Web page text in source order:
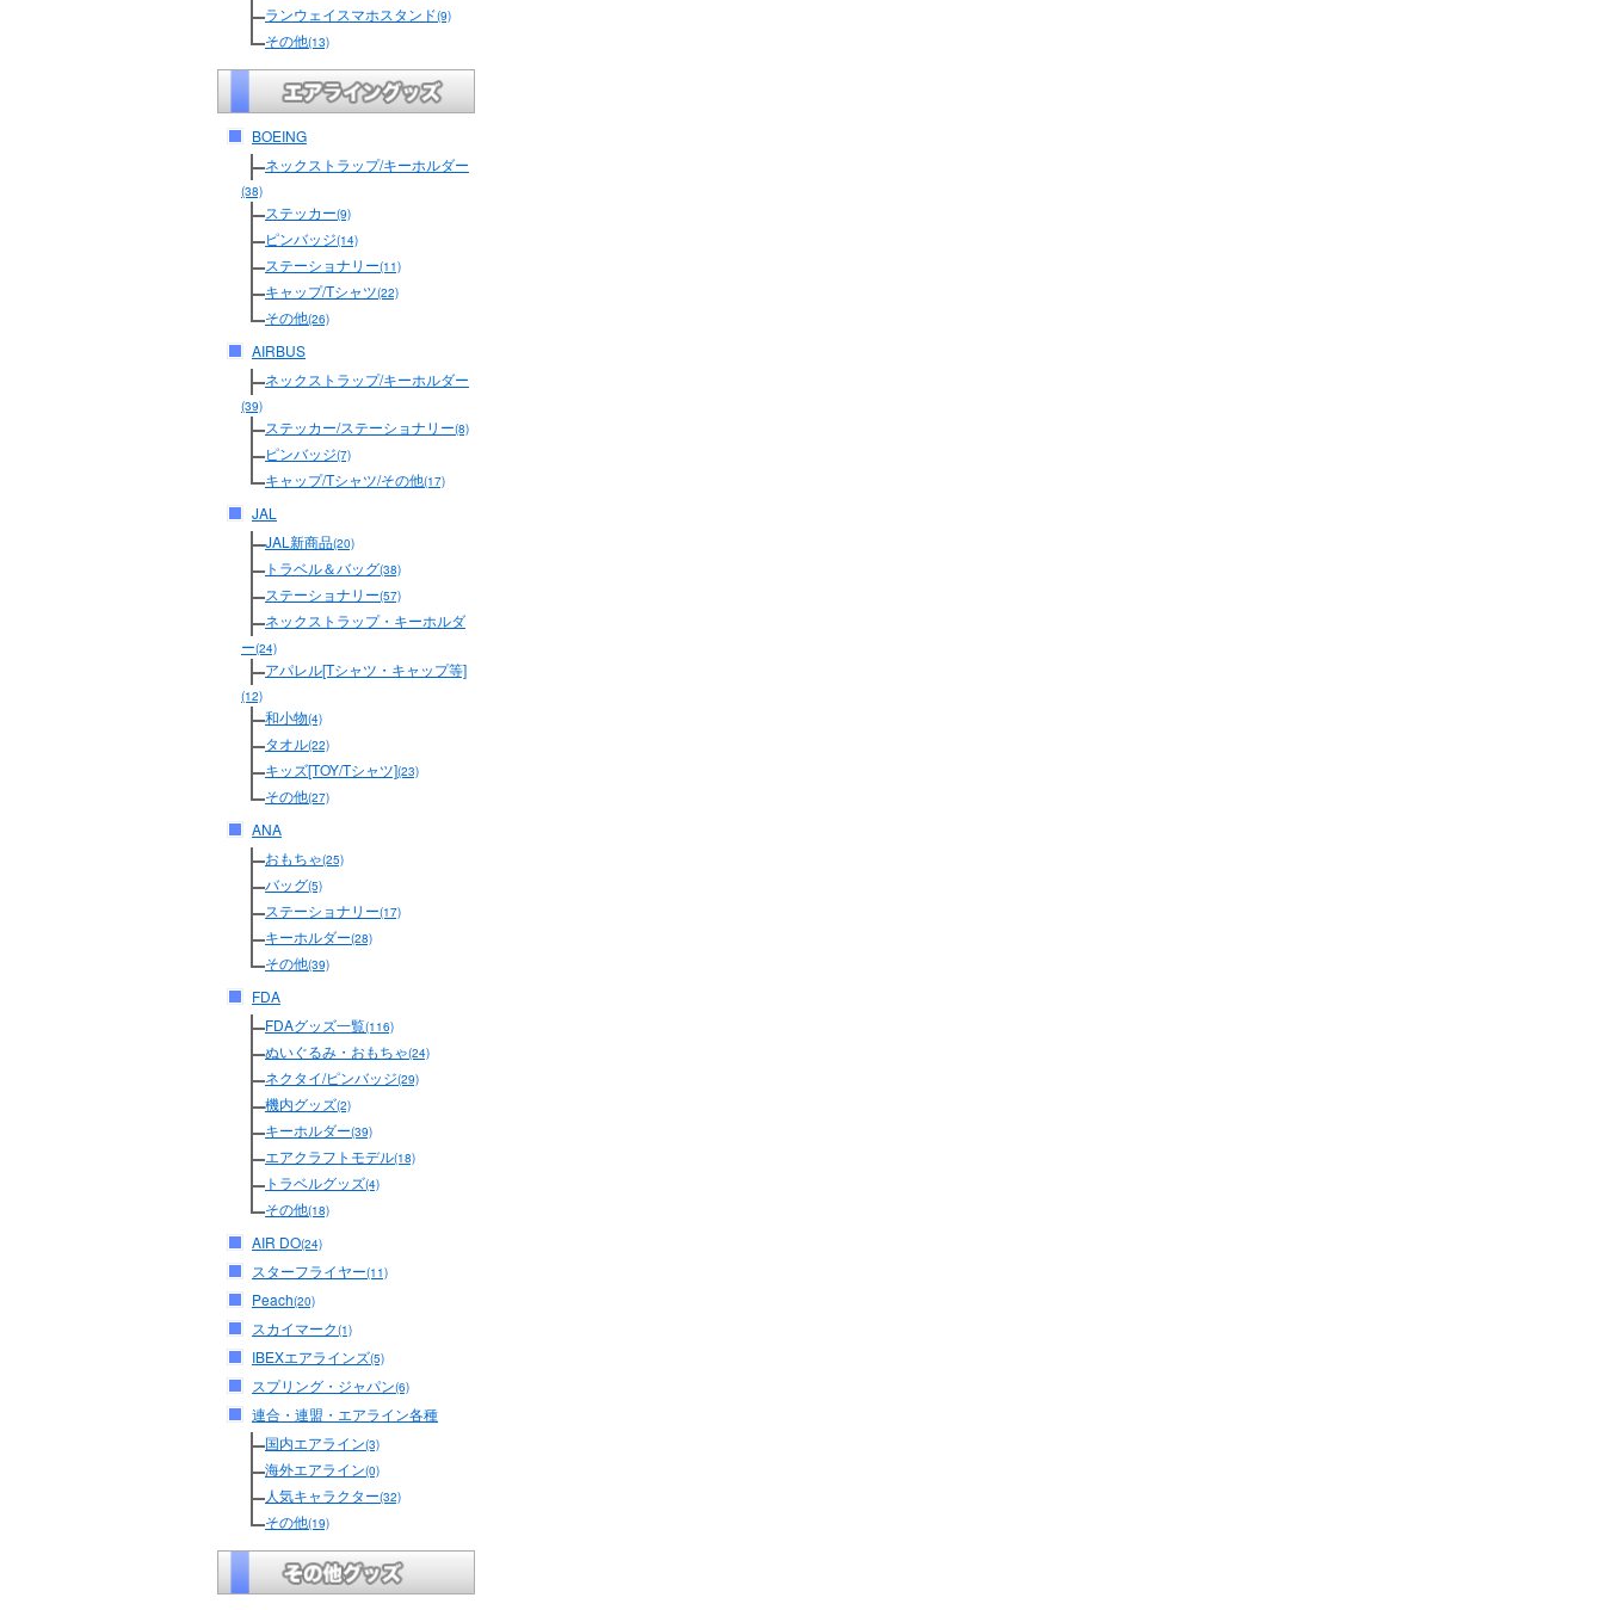
ランウェイスマホスタンド(9)
その他(13)
BOEING
ネックストラップ/キーホルダー
(38)
ステッカー(9)
ピンバッジ(14)
ステーショナリー(11)
キャップ/Tシャツ(22)
その他(26)
AIRBUS
ネックストラップ/キーホルダー
(39)
ステッカー/ステーショナリー(8)
ピンバッジ(7)
キャップ/Tシャツ/その他(17)
JAL
JAL新商品(20)
トラベル＆バッグ(38)
ステーショナリー(57)
ネックストラップ・キーホルダ
ー(24)
アパレル[Tシャツ・キャップ等]
(12)
和小物(4)
タオル(22)
キッズ[TOY/Tシャツ](23)
その他(27)
ANA
おもちゃ(25)
バッグ(5)
ステーショナリー(17)
キーホルダー(28)
その他(39)
FDA
FDAグッズ一覧(116)
ぬいぐるみ・おもちゃ(24)
ネクタイ/ピンバッジ(29)
機内グッズ(2)
キーホルダー(39)
エアクラフトモデル(18)
トラベルグッズ(4)
その他(18)
AIR DO(24)
スターフライヤー(11)
Peach(20)
スカイマーク(1)
IBEXエアラインズ(5)
スプリング・ジャパン(6)
連合・連盟・エアライン各種
国内エアライン(3)
海外エアライン(0)
人気キャラクター(32)
その他(19)